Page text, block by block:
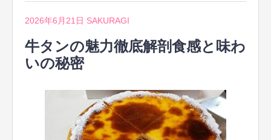
2026年6月21日 SAKURAGI
牛タンの魅力徹底解剖食感と味わ
いの秘密